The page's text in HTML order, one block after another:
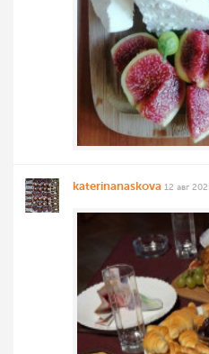
katerinanaskova 12 авг